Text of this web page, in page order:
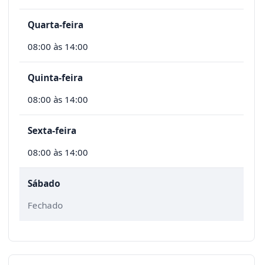
Quarta-feira
08:00 às 14:00
Quinta-feira
08:00 às 14:00
Sexta-feira
08:00 às 14:00
Sábado
Fechado